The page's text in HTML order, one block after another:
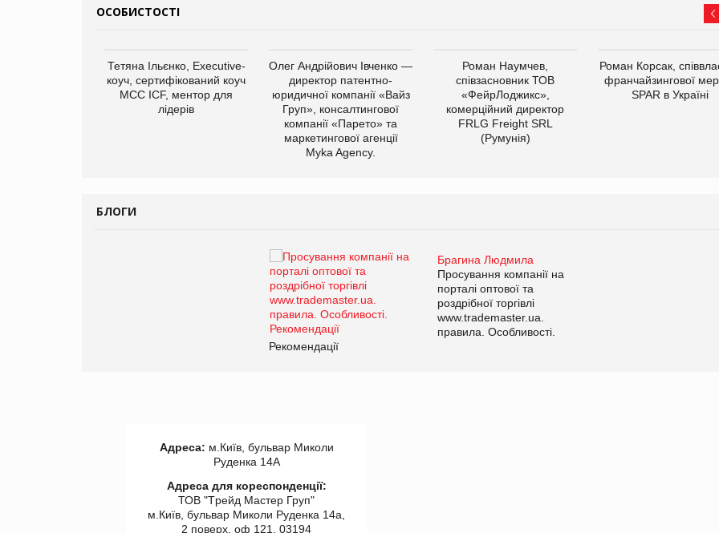
ОСОБИСТОСТІ
Тетяна Ільєнко, Executive-
коуч, сертифікований коуч
МСС ICF, ментор для
лідерів
Олег Андрійович Івченко —
директор патентно-
юридичної компанії «Вайз
Груп», консалтингової
компанії «Парето» та
маркетингової агенції
Myka Agency.
Роман Наумчев,
співзасновник ТОВ
«ФейрЛоджикс»,
комерційний директор
FRLG Freight SRL
(Румунія)
Роман Корсак,
франчайзингової
SPAR в Україні
БЛОГИ
Брагина Людмила
Просування компанії на
порталі оптової та
роздрібної торгівлі
www.trademaster.ua.
правила. Особливості.
Рекомендації
Адреса: м.Київ, бульвар Миколи
Руденка 14А
Адреса для кореспонденції:
ТОВ "Tрейд Мастер Груп"
м.Київ, бульвар Миколи Руденка 14а,
2 поверх, оф 121, 03194